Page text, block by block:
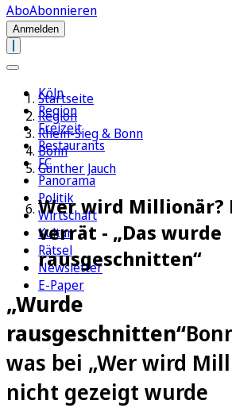
AboAbonnieren
Anmelden
Köln
Region
Freizeit
Restaurants
FC
Panorama
Politik
Wirtschaft
Kultur
Rätsel
Newsletter
E-Paper
Startseite
Region
Rhein-Sieg & Bonn
Bonn
Günther Jauch
Wer wird Millionär?
verrät - „Das wurde
rausgeschnitten“
„Wurde
rausgeschnitten“
was bei „Wer wird
nicht gezeigt wurde